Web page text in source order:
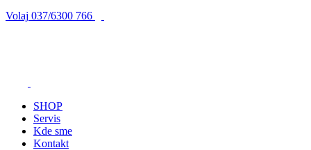
Volaj 037/6300 766
SHOP
Servis
Kde sme
Kontakt